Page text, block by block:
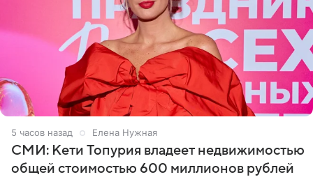
5 часов назад Елена Нужная
СМИ: Кети Топурия владеет недвижимостью
общей стоимостью 600 миллионов рублей